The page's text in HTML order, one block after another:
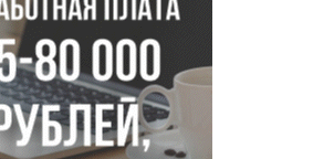
пострадали в ДТП с